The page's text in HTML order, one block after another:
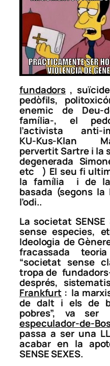
fundadors ,
pedòfils,
enemic de Deu-
família-, el
l’activista anti-
KU-Kus-Klan
pervertit Sartre i la
degenerada
etc ) El seu fi
la família i de la
basada (segons
l’odi..
La societat SENSE
sense especies,
Ideologia de
fracassada
“societat sense
tropa de
després,
Frankfurt : la
de dalt i els de
pobres”, va
especulador-de-
passa a ser una
acabar en la
SENSE SEXES.